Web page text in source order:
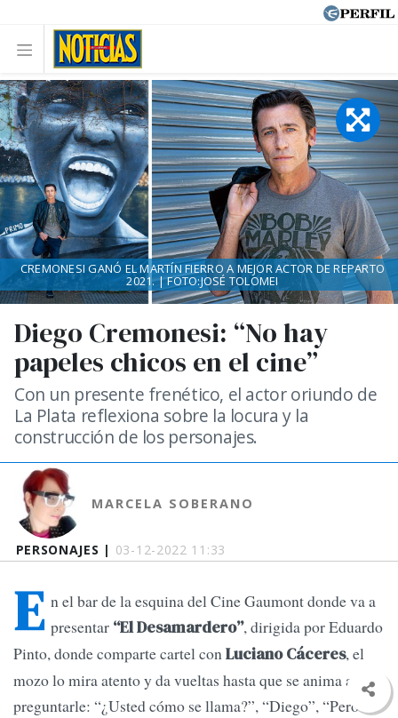
PERSONAJES | 03-12-2022 11:33
Diego Cremonesi: “No hay
papeles chicos en el cine”
Con un presente frenético, el actor oriundo de
La Plata reflexiona sobre la locura y la
construcción de los personajes.
MARCELA SOBERANO
CREMONESI GANÓ EL MARTÍN FIERRO A MEJOR ACTOR DE REPARTO
2021. | FOTO:JOSÉ TOLOMEI
E n el bar de la esquina del Cine Gaumont donde va a
presentar “El Desamardero”, dirigida por Eduardo
Pinto, donde comparte cartel conLuciano Cáceres, el
mozo lo mira atento y da vueltas hasta que se anima a
preguntarle: “¿Usted cómo se llama?”, “Diego”, “Pero el